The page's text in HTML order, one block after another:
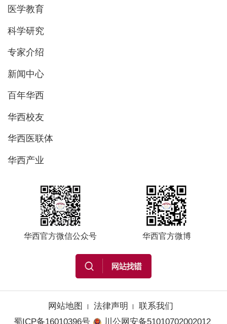
医学教育
科学研究
专家介绍
新闻中心
百年华西
华西校友
华西医联体
华西产业
华西官方微信公众号 华西官方微博
网站地图 法律声明
联系我们
蜀ICP备16010396号
川公网安备51010702002012